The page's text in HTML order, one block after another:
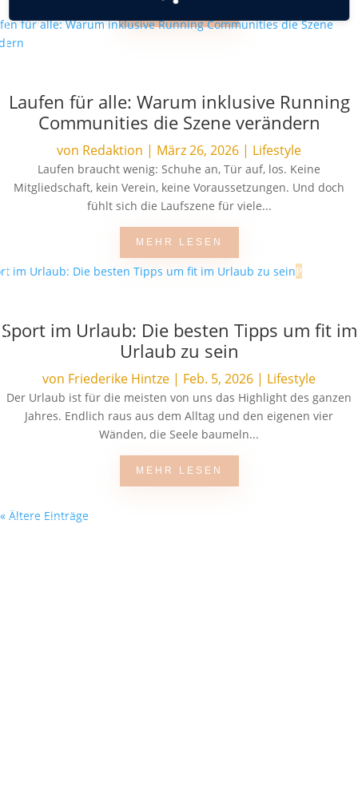
Laufen für alle: Warum inklusive Running
Communities die Szene verändern
von Redaktion | März 26, 2026 | Lifestyle
Laufen braucht wenig: Schuhe an, Tür auf, los. Keine
Mitgliedschaft, kein Verein, keine Voraussetzungen. Und doch
fühlt sich die Laufszene für viele...
MEHR LESEN
Sport im Urlaub: Die besten Tipps um fit im
Urlaub zu sein
von Friederike Hintze | Feb. 5, 2026 | Lifestyle
Der Urlaub ist für die meisten von uns das Highlight des ganzen
Jahres. Endlich raus aus dem Alltag und den eigenen vier
Wänden, die Seele baumeln...
MEHR LESEN
« Ältere Einträge